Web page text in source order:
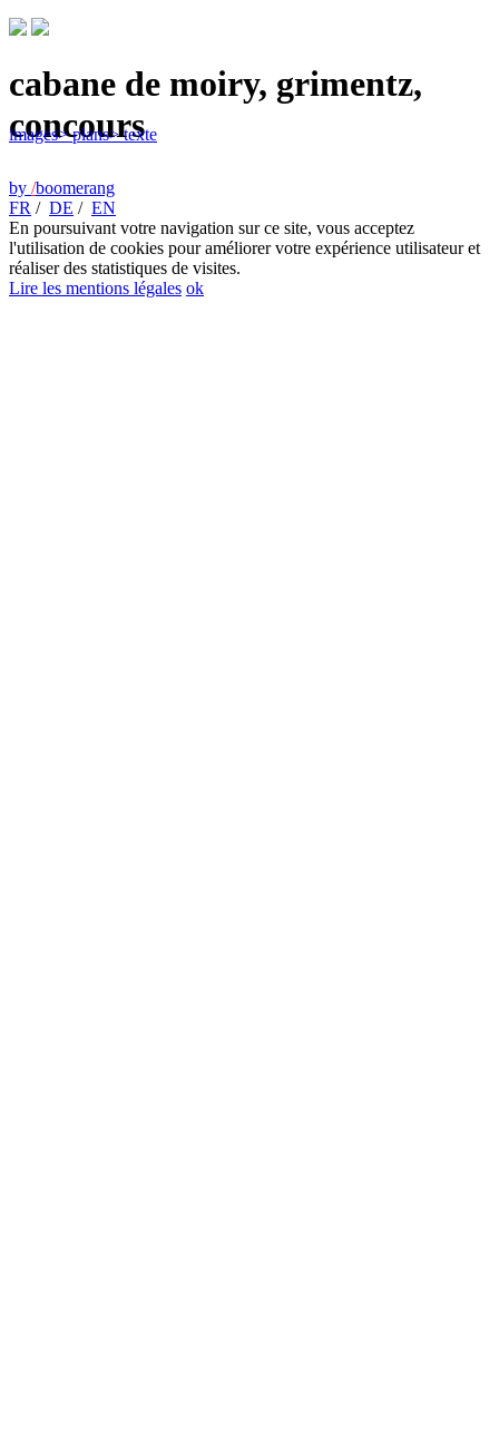
cabane de moiry, grimentz,
concours
images> plans> texte
by /boomerang
FR / DE / EN
En poursuivant votre navigation sur ce site, vous acceptez
l'utilisation de cookies pour améliorer votre expérience utilisateur et
réaliser des statistiques de visites.
Lire les mentions légales ok